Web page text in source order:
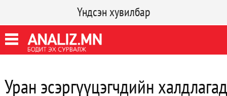
Үндсэн хувилбар
Уран эсэргүүцэгчдийн